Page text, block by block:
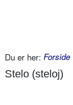
Du er her: Forside
Stelo (steloj)